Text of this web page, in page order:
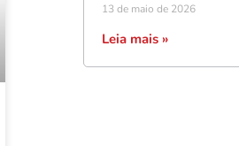
13 de maio de 2026
Leia mais »